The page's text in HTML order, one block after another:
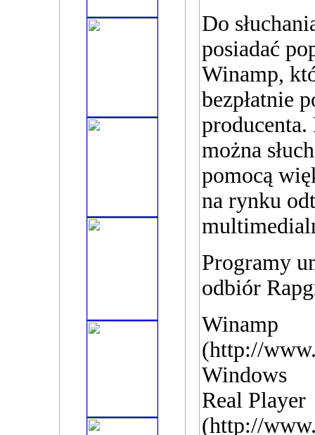
Do
posiadać
Winamp,
bezpłatnie
producenta.
można
pomocą
na rynku
Programy
odbiór
Winamp
(http://
Windows
Real Player
(http://